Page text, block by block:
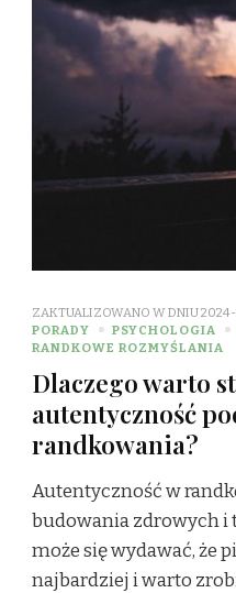
ZAKTUALIZOWANO W DNIU
PORADY
PSYCHOLOGIA
RANDKOWE ROZMYŚLANIA
Dlaczego warto
autentyczność
randkowania?
Autentyczność w
budowania zdrowych i
może się wydawać, że
najbardziej i warto